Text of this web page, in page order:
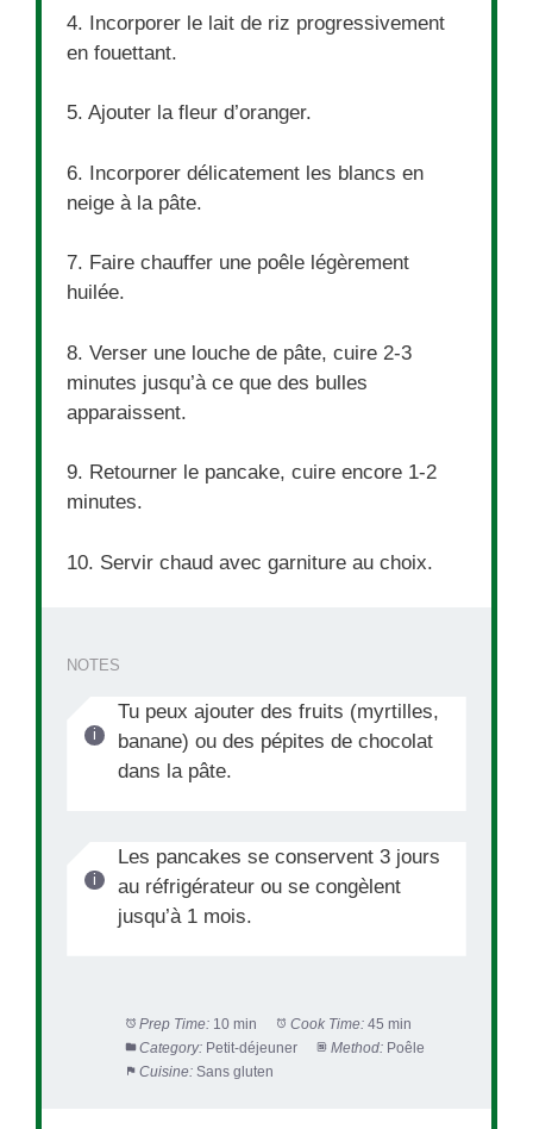
4. Incorporer le lait de riz progressivement
en fouettant.
5. Ajouter la fleur d’oranger.
6. Incorporer délicatement les blancs en
neige à la pâte.
7. Faire chauffer une poêle légèrement
huilée.
8. Verser une louche de pâte, cuire 2-3
minutes jusqu’à ce que des bulles
apparaissent.
9. Retourner le pancake, cuire encore 1-2
minutes.
10. Servir chaud avec garniture au choix.
NOTES
Tu peux ajouter des fruits (myrtilles,
banane) ou des pépites de chocolat
dans la pâte.
Les pancakes se conservent 3 jours
au réfrigérateur ou se congèlent
jusqu’à 1 mois.
Prep Time: 10 min Cook Time: 45 min
Category: Petit-déjeuner Method: Poêle
Cuisine: Sans gluten